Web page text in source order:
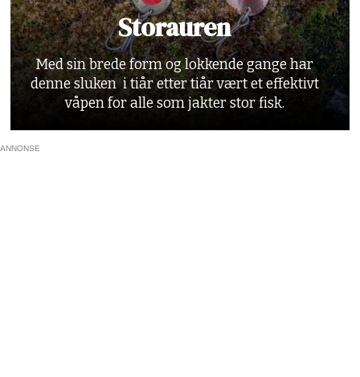
Storauren
Med sin brede form og lokkende gange har
denne sluken i tiår etter tiår vært et effektivt
våpen for alle som jakter stor fisk.
ANNONSE